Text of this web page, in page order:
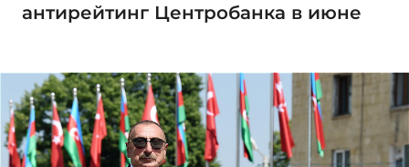
антирейтинг Центробанка в июне